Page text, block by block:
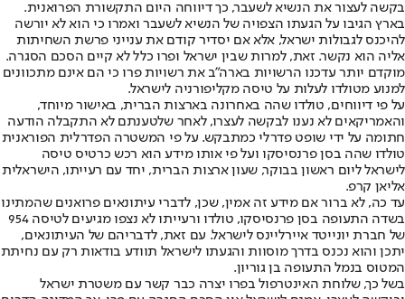
בקשה לעצור את הנשיא לשעבר, כך דיווחה היום התקשורת הפרואנית.
בארץ הגיבו על הגעתו הצפויה של הנשיא לשעבר ואמרו כי הוא לא יורשה
להיכנס לגבולות ישראל, אלא אם יסדיר קודם את ענייני פרשת השחיתות
אליה הוא נקשר. זאת, למרות שבין ישראל ופרו כלל לא קיים הסכם הסגרה.
מוקדם יותר עדכנו הרשויות בארה"ב את רשויות פרו כי הם אינם מתכוונים
למנוע מטולדו לעלות על טיסה מקליפורניה לישראל.
על פי דיווחים, טולדו שהה באחרונה בארצות הברית, באישור מיוחד,
והאמריקאים לא נענו לבקשה לעצרו, לאחר שלטענתם לא התקבלה הודעה
חתומה על ידי שופט פדרלי כמתבקש. על פי המשטרה הפדרלית הפוראנית
טולדו שהה בסן פרנסיסקו ועל פי אותו מידע הוא רכש כרטיס טיסה
לישראל ליום ראשון בבוקר, שעון ארצות הברית, יחד עם רעייתו, הישראלית
אליאן קרפ.
עד כה, לא ברור אם מידע זה אמין, שכן, לדברי עיתונאים פרואנים שהמתינו
בשדה התעופה בסן פרנסיסקו, טולדו ורעייתו לא נצפו מגיעים לטיסה 954
של חברת יונייטד איירליינס לישראל. עם זאת, לדבריהם של העיתונאים,
יתכן והוא נכנס בדרך מוסוות והגעתו לישראל תוודע בודאות רק עם נחיתת
המטוס בנמל התעופה בן גוריון.
בשל כך, שלוחת האינטרפול בפרו יצרה כבר קשר עם משטרת ישראל